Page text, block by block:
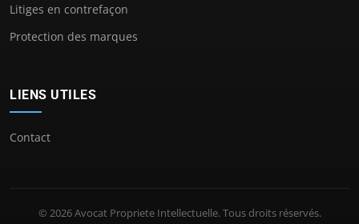
Litiges en contrefaçon
Protection des marques
LIENS UTILES
Contact
© 2026 Avocat Propriete Intellectuelle. Tous droits réservés.